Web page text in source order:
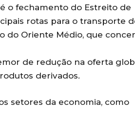
o fechamento do Estreito de
rotas para o transporte
do Oriente Médio, que
de redução na oferta
derivados.
setores da economia, como